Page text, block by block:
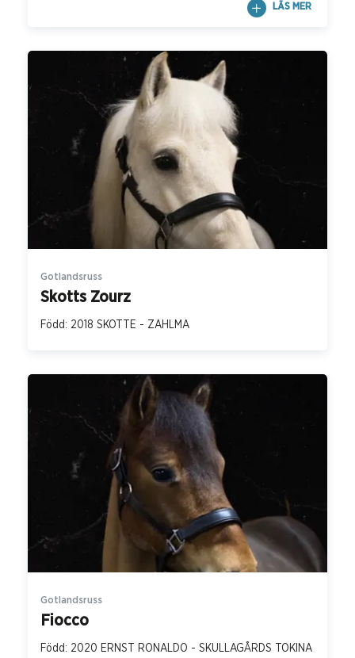
LÄS MER
Gotlandsruss
Skotts Zourz
Född: 2018 SKOTTE - ZAHLMA
Gotlandsruss
Fiocco
Född: 2020 ERNST RONALDO - SKULLAGÅRDS TOKINA